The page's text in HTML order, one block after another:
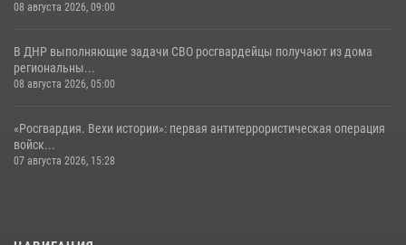
08 августа 2026, 09:00
В ДНР выполняющие задачи СВО росгвардейцы получают из дома
региональны...
08 августа 2026, 05:00
«Росгвардия. Вехи истории»: первая антитеррористическая операция
войск...
07 августа 2026, 15:28